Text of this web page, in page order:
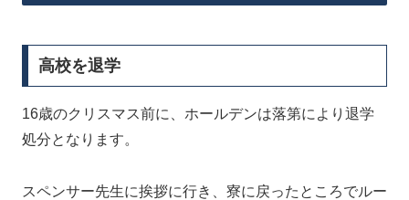
高校を退学
16歳のクリスマス前に、ホールデンは落第により退学
処分となります。
スペンサー先生に挨拶に行き、寮に戻ったところでルー